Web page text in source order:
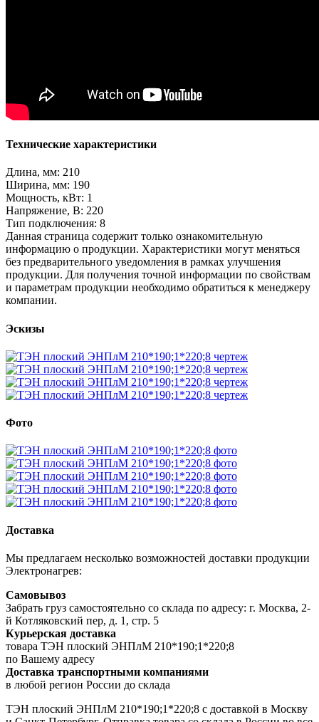
Технические характеристики
Длина, мм: 210
Ширина, мм: 190
Мощность, кВт: 1
Напряжение, В: 220
Тип подключения: 8
Данная страница содержит только ознакомительную
информацию о продукции. Характеристики могут меняться
без предварительного уведомления в рамках улучшения
продукции. Для получения точной информации по свойствам
и параметрам продукции необходимо обратиться к менеджеру
компании.
Эскизы
Фото
Доставка
Мы предлагаем несколько возможностей доставки продукции
Электронагрев:
Самовывоз
Забрать груз самостоятельно со склада по адресу: г. Москва, 2-
й Котляковский пер, д. 1, стр. 5
Курьерская доставка
товара ТЭН плоский ЭНПлМ 210*190;1*220;8
по Вашему адресу
Доставка транспортными компаниями
в любой регион России до склада
ТЭН плоский ЭНПлМ 210*190;1*220;8 с доставкой в Москву